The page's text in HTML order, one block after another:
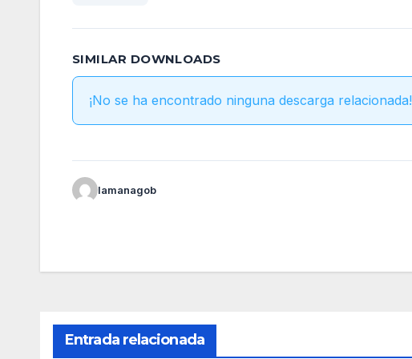
SIMILAR DOWNLOADS
¡No se ha encontrado ninguna descarga relacionada!
lamanagob
Entrada relacionada